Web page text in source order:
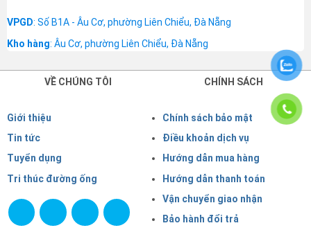
VPGD: Số B1A - Âu Cơ, phường Liên Chiểu, Đà Nẵng
Kho hàng: Âu Cơ, phường Liên Chiểu, Đà Nẵng
VỀ CHÚNG TÔI
Giới thiệu
Tin tức
Tuyển dụng
Tri thúc đường ống
CHÍNH SÁCH
Chính sách bảo mật
Điều khoản dịch vụ
Hướng dẫn mua hàng
Hướng dẫn thanh toán
Vận chuyển giao nhận
Bảo hành đổi trả